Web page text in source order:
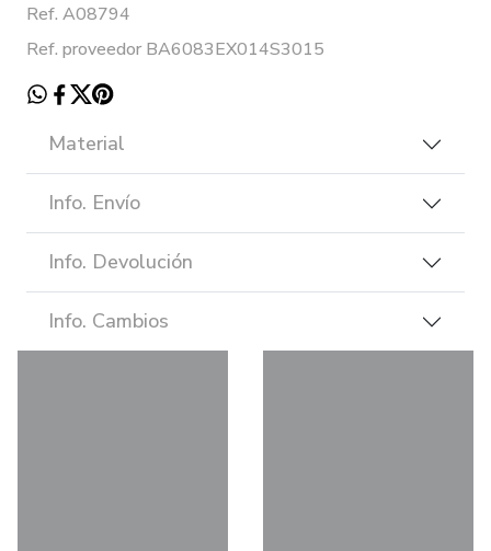
Ref. A08794
Ref. proveedor BA6083EX014S3015
Material
Info. Envío
Info. Devolución
Info. Cambios